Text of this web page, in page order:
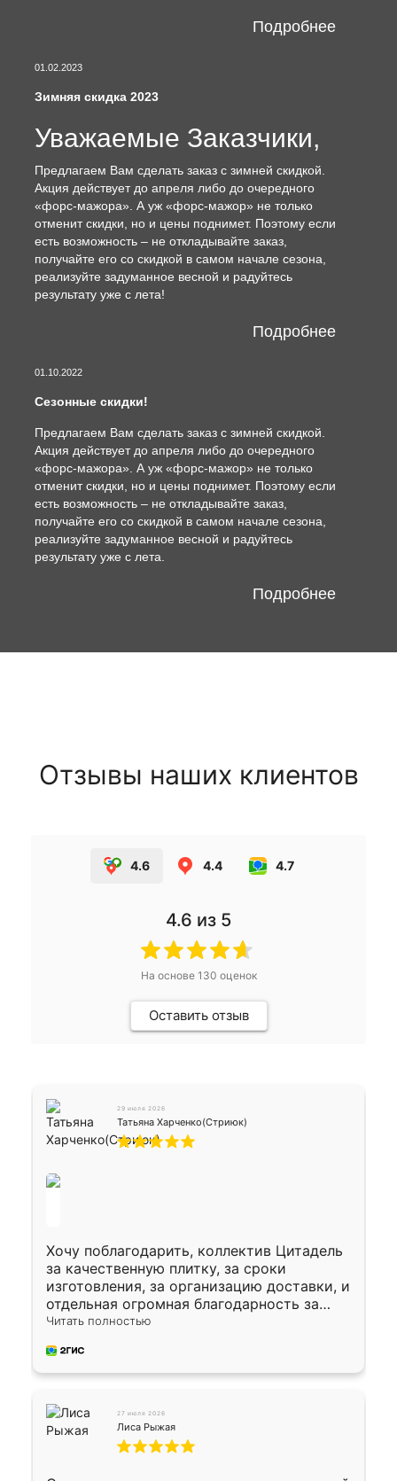
Подробнее
01.02.2023
Зимняя скидка 2023
Уважаемые Заказчики,
Предлагаем Вам сделать заказ с зимней скидкой.
Акция действует до апреля либо до очередного
«форс-мажора». А уж «форс-мажор» не только
отменит скидки, но и цены поднимет. Поэтому если
есть возможность – не откладывайте заказ,
получайте его со скидкой в самом начале сезона,
реализуйте задуманное весной и радуйтесь
результату уже с лета!
Подробнее
01.10.2022
Сезонные скидки!
Предлагаем Вам сделать заказ с зимней скидкой.
Акция действует до апреля либо до очередного
«форс-мажора». А уж «форс-мажор» не только
отменит скидки, но и цены поднимет. Поэтому если
есть возможность – не откладывайте заказ,
получайте его со скидкой в самом начале сезона,
реализуйте задуманное весной и радуйтесь
результату уже с лета.
Подробнее
Отзывы наших клиентов
4.6 4.4 4.7
4.6 из 5
На основе 130 оценок
Оставить отзыв
29 июля 2026
Татьяна Харченко(Стриюк)
Хочу поблагодарить, коллектив Цитадель
за качественную плитку, за сроки
изготовления, за организацию доставки, и
отдельная огромная благодарность за
укладку плитки Оганесу, за два дня 70 кв,
Читать полностью
27 июля 2026
Лиса Рыжая